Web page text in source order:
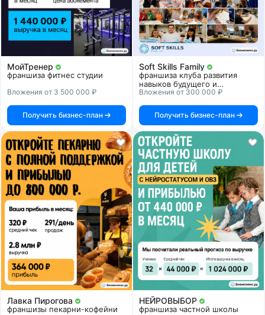
МойТренер
франшиза фитнес студии
Вложения от 3 500 000 ₽
Получить бизнес-план
Soft Skills Family
франшиза клуба развития
навыков будущего и
профориентации подростков
Вложения от 300 000 ₽
Получить бизнес-план
Лавка Пирогова
франшизы пекарни-кофейни
НЕЙРОВЫБОР
франшиза частной школы